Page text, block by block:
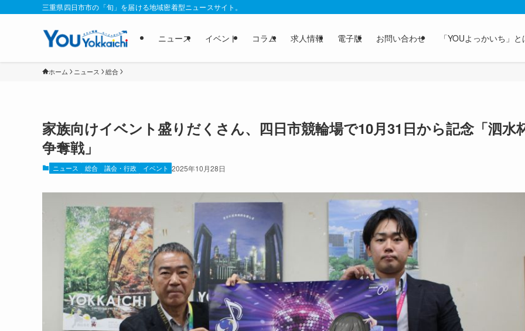
三重県四日市市の「旬」を届ける地域密着型ニュースサイト。
ニュース イベント コラム 求人情報 電子版 お問い合わせ 「YOUよっかいち」と
ホーム ニュース 総合
家族向けイベント盛りだくさん、四日市競輪場で10月31日から記念「泗水
争奪戦」
ニュース 総合 議会・行政 イベント 2025年10月28日